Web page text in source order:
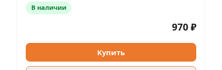
В наличии
970 ₽
Купить